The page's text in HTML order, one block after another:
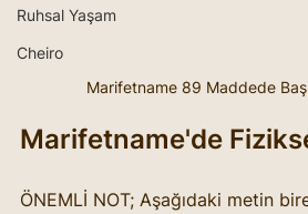
Ruhsal Yaşam
Cheiro
Marifetname 89 Maddede
Marifetname'de
ÖNEMLİ NOT; Aşağıdaki metin